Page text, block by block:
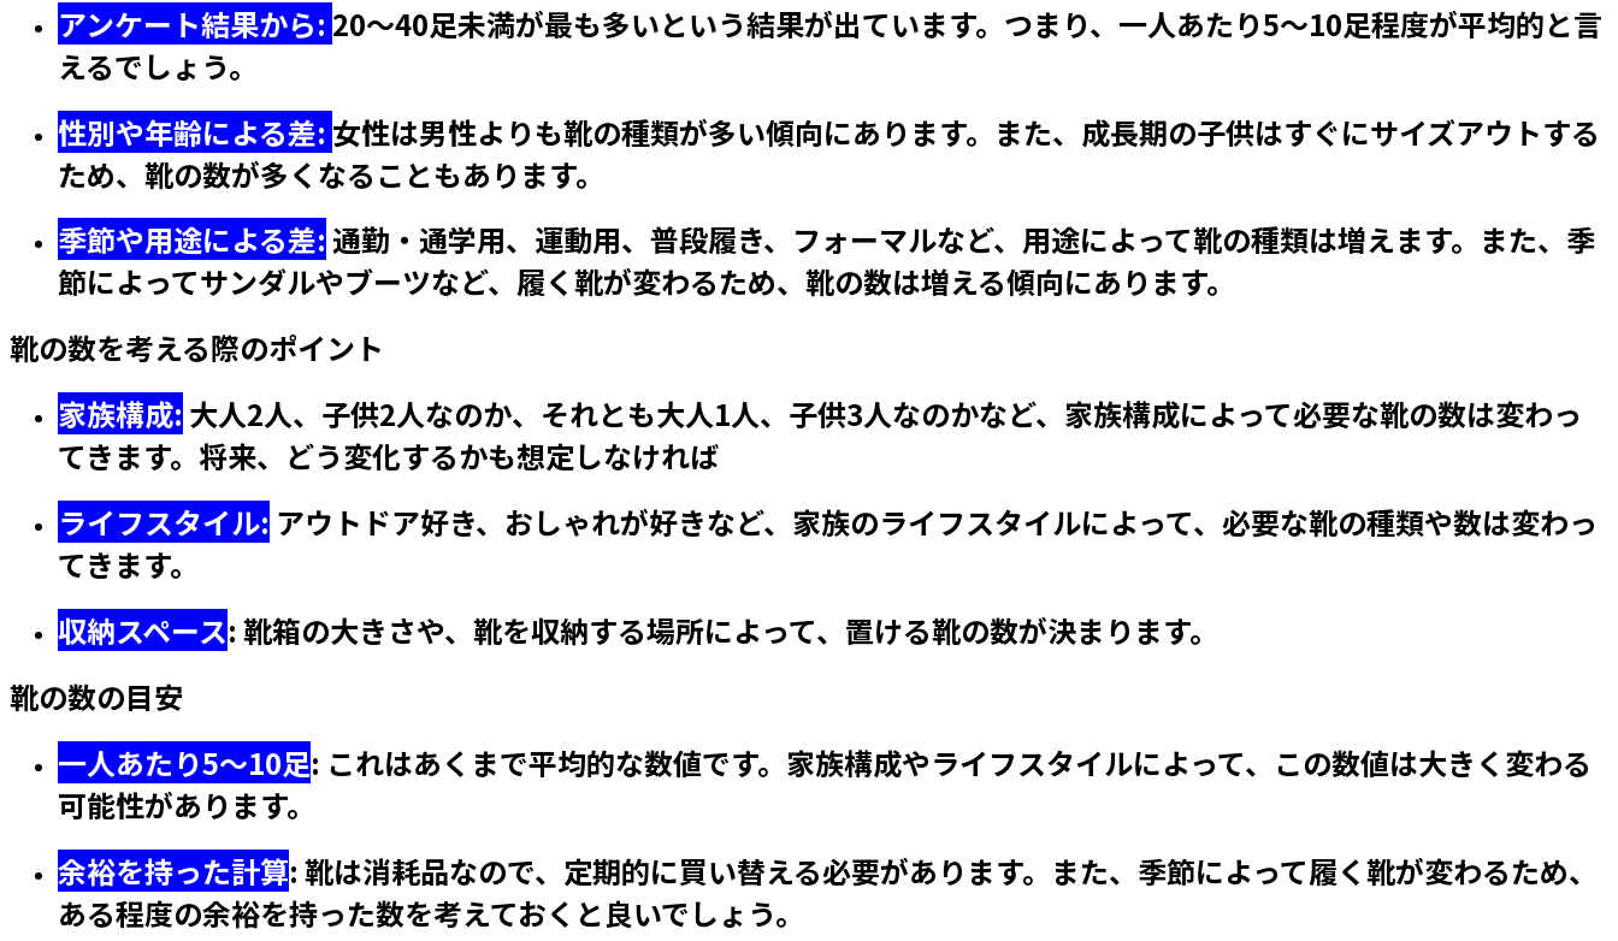
アンケート結果から: 20～40足未満が最も多いという結果が出ています。つまり、一人あたり5～10足程度が平均的と言
えるでしょう。
性別や年齢による差: 女性は男性よりも靴の種類が多い傾向にあります。また、成長期の子供はすぐにサイズアウトする
ため、靴の数が多くなることもあります。
季節や用途による差: 通勤・通学用、運動用、普段履き、フォーマルなど、用途によって靴の種類は増えます。また、季
節によってサンダルやブーツなど、履く靴が変わるため、靴の数は増える傾向にあります。
靴の数を考える際のポイント
家族構成: 大人2人、子供2人なのか、それとも大人1人、子供3人なのかなど、家族構成によって必要な靴の数は変わっ
てきます。将来、どう変化するかも想定しなければ
ライフスタイル: アウトドア好き、おしゃれが好きなど、家族のライフスタイルによって、必要な靴の種類や数は変わっ
てきます。
収納スペース: 靴箱の大きさや、靴を収納する場所によって、置ける靴の数が決まります。
靴の数の目安
一人あたり5～10足: これはあくまで平均的な数値です。家族構成やライフスタイルによって、この数値は大きく変わる
可能性があります。
余裕を持った計算: 靴は消耗品なので、定期的に買い替える必要があります。また、季節によって履く靴が変わるため、
ある程度の余裕を持った数を考えておくと良いでしょう。